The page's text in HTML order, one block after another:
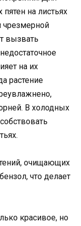
на листьях
чрезмерной
вызвать
на их
растение
В холодных
очищающих
что делает
красивое, но